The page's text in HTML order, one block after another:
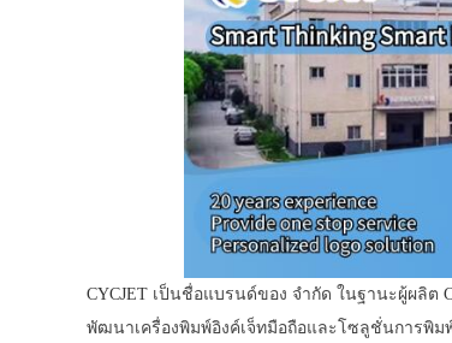
CYCJET เป็นชื่อแบรนด์ของ จำกัด ในฐานะผู้ผลิต
พัฒนาเครื่องพิมพ์อิงค์เจ็ทมือถือและโซลูชั่นการพิม